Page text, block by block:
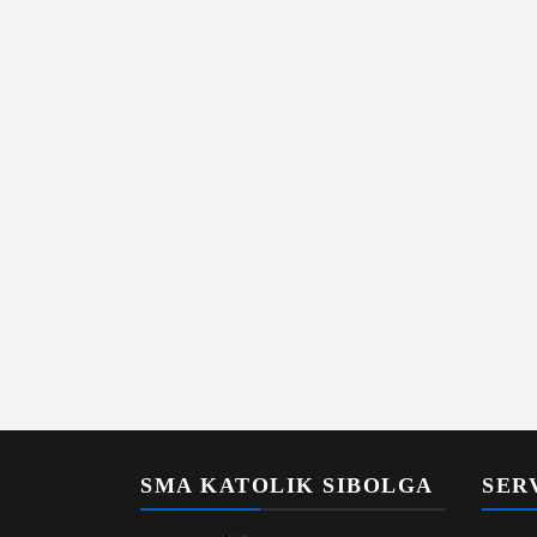
SMA KATOLIK SIBOLGA